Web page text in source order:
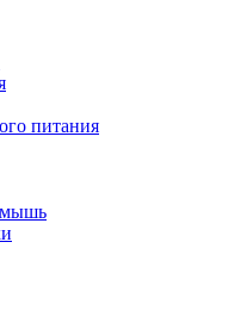
питания